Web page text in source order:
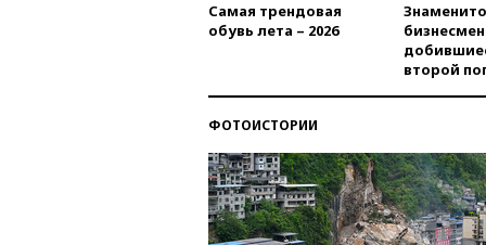
Самая трендовая
обувь лета – 2026
второй
ФОТОИСТОРИИ